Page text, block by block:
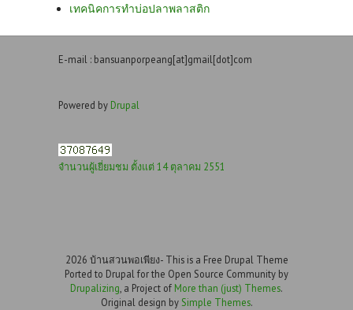
เทคนิคการทำบ่อปลาพลาสติก
E-mail : bansuanporpeang[at]gmail[dot]com
Powered by Drupal
จำนวนผู้เยี่ยมชม ตั้งแต่ 14 ตุลาคม 2551
2026 บ้านสวนพอเพียง- This is a Free Drupal Theme
Ported to Drupal for the Open Source Community by
Drupalizing , a Project of More than (just) Themes.
Original design by Simple Themes.